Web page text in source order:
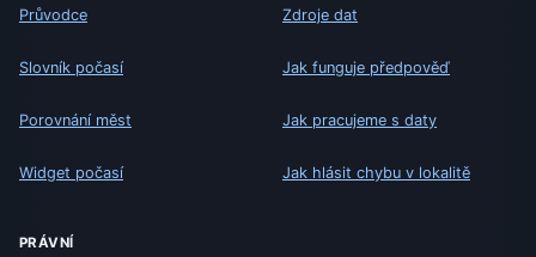
Průvodce
Slovník počasí
Porovnání měst
Widget počasí
Zdroje dat
Jak funguje předpověď
Jak pracujeme s daty
Jak hlásit chybu v lokalitě
PRÁVNÍ